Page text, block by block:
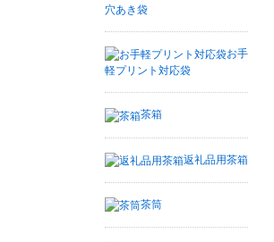
穴あき袋
お手
軽プリント対応袋
茶箱
返礼品用茶箱
茶筒